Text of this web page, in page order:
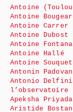
Antoine
Antoine
Antoine Carrer
Antoine Dubost
Antoine Fontana
Antoine Hallé
Antoine Souquet
Antonin
Antonio Delfini
Apeksha
Aristide Bostan